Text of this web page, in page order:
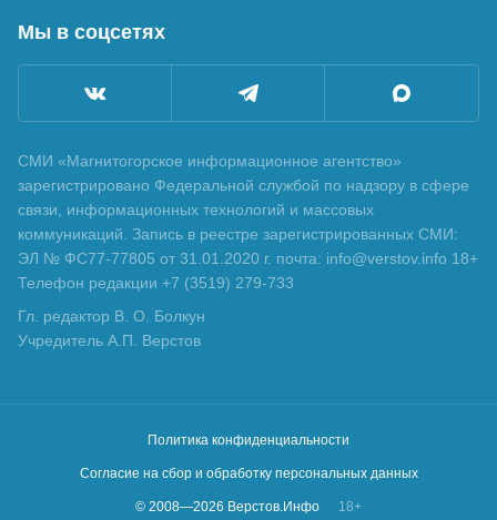
Мы в соцсетях
СМИ «Магнитогорское информационное агентство»
зарегистрировано Федеральной службой по надзору в сфере
связи, информационных технологий и массовых
коммуникаций. Запись в реестре зарегистрированных СМИ:
ЭЛ № ФС77-77805 от 31.01.2020 г. почта: info@verstov.info 18+
Телефон редакции +7 (3519) 279-733
Гл. редактор В. О. Болкун
Учредитель А.П. Верстов
Политика конфиденциальности
Согласие на сбор и обработку персональных данных
© 2008—2026 Верстов.Инфо 18+